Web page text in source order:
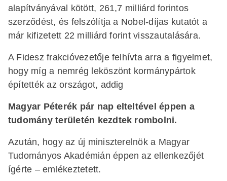
alapítványával kötött, 261,7 milliárd forintos
szerződést, és felszólítja a Nobel-díjas kutatót a
már kifizetett 22 milliárd forint visszautalására.
A Fidesz frakcióvezetője felhívta arra a figyelmet,
hogy míg a nemrég leköszönt kormánypártok
építették az országot, addig
Magyar Péterék pár nap elteltével éppen a
tudomány területén kezdtek rombolni.
Azután, hogy az új miniszterelnök a Magyar
Tudományos Akadémián éppen az ellenkezőjét
ígérte – emlékeztetett.